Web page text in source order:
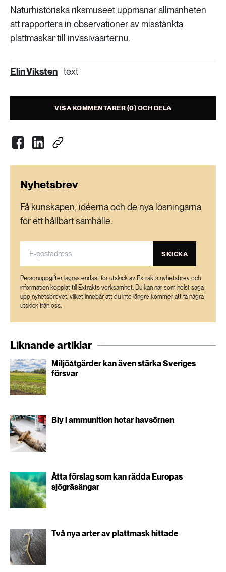
Naturhistoriska riksmuseet uppmanar allmänheten
att rapportera in observationer av misstänkta
plattmaskar till invasivaarter.nu.
Elin Viksten text
VISA KOMMENTARER (0) OCH DELA
Nyhetsbrev
Få kunskapen, idéerna och de nya lösningarna
för ett hållbart samhälle.
SKICKA
Personuppgifter lagras endast för utskick av Extrakts nyhetsbrev och
information kopplat till Extrakts verksamhet. Du kan när som helst säga
upp nyhetsbrevet, vilket innebär att du inte längre kommer att få några
utskick från oss.
Liknande artiklar
Miljöåtgärder kan även stärka Sveriges
försvar
Bly i ammunition hotar havsörnen
Åtta förslag som kan rädda Europas
sjögräsängar
Två nya arter av plattmask hittade